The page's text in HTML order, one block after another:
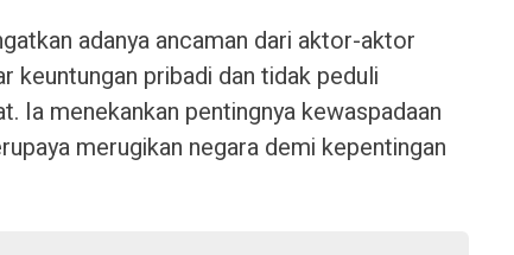
adanya ancaman dari aktor-aktor
keuntungan pribadi dan tidak peduli
Ia menekankan pentingnya kewaspadaan
merugikan negara demi kepentingan